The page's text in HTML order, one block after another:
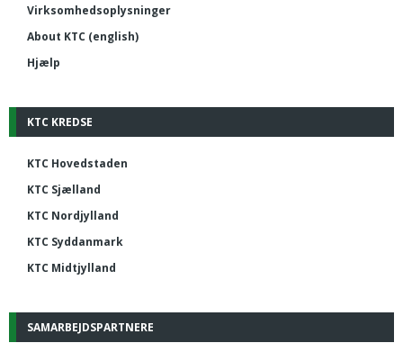
Virksomhedsoplysninger
About KTC (english)
Hjælp
KTC KREDSE
KTC Hovedstaden
KTC Sjælland
KTC Nordjylland
KTC Syddanmark
KTC Midtjylland
SAMARBEJDSPARTNERE